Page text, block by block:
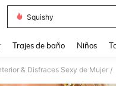
Squishy
Trajes de baño Niños
& Disfraces Sexy de Mujer /